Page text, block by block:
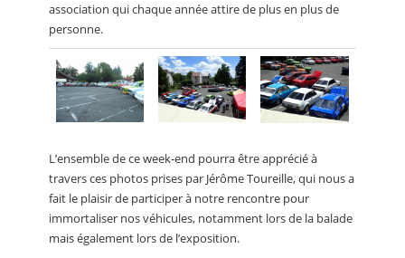
association qui chaque année attire de plus en plus de
personne.
L’ensemble de ce week-end pourra être apprécié à
travers ces photos prises par Jérôme Toureille, qui nous a
fait le plaisir de participer à notre rencontre pour
immortaliser nos véhicules, notamment lors de la balade
mais également lors de l’exposition.